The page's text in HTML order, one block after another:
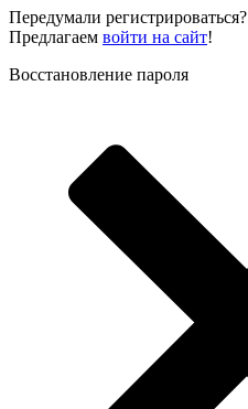
Передумали регистрироваться?
Предлагаем войти на сайт!
Восстановление пароля